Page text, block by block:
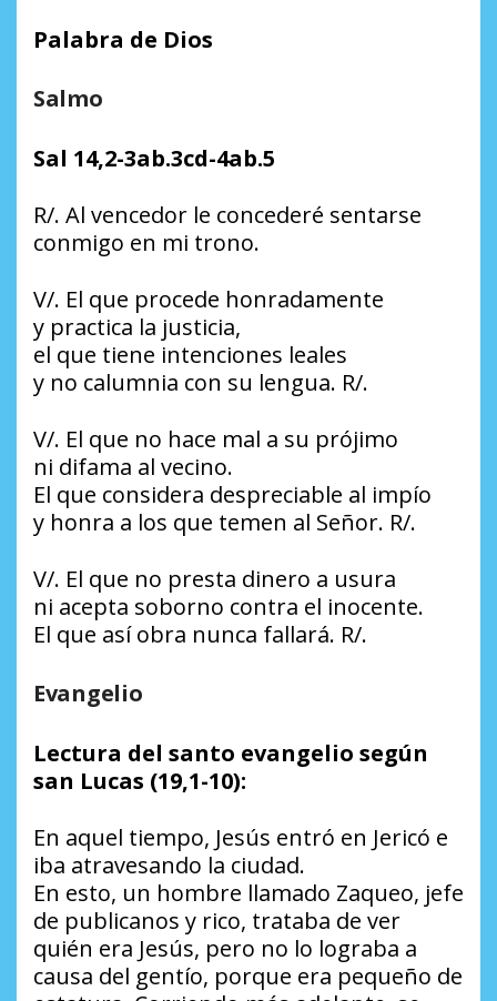
Palabra de Dios
Salmo
Sal 14,2-3ab.3cd-4ab.5
R/. Al vencedor le concederé sentarse
conmigo en mi trono.
V/. El que procede honradamente
y practica la justicia,
el que tiene intenciones leales
y no calumnia con su lengua. R/.
V/. El que no hace mal a su prójimo
ni difama al vecino.
El que considera despreciable al impío
y honra a los que temen al Señor. R/.
V/. El que no presta dinero a usura
ni acepta soborno contra el inocente.
El que así obra nunca fallará. R/.
Evangelio
Lectura del santo evangelio según
san Lucas (19,1-10):
En aquel tiempo, Jesús entró en Jericó e
iba atravesando la ciudad.
En esto, un hombre llamado Zaqueo, jefe
de publicanos y rico, trataba de ver
quién era Jesús, pero no lo lograba a
causa del gentío, porque era pequeño de